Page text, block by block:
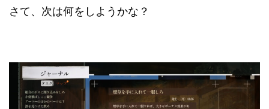
さて、次は何をしようかな？